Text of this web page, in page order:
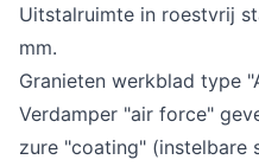
Uitstalruimte in roestvrij
mm.
Granieten werkblad type
Verdamper "air force"
zure "coating" (instelbare